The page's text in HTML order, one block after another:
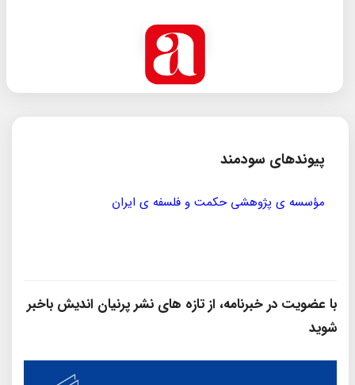
پیوندهای سودمند
مؤسسه ی پژوهشی حکمت و فلسفه ی ایران
با عضویت در خبرنامه، از تازه‌ های نشر پرنیان‌ اندیش باخبر
شوید